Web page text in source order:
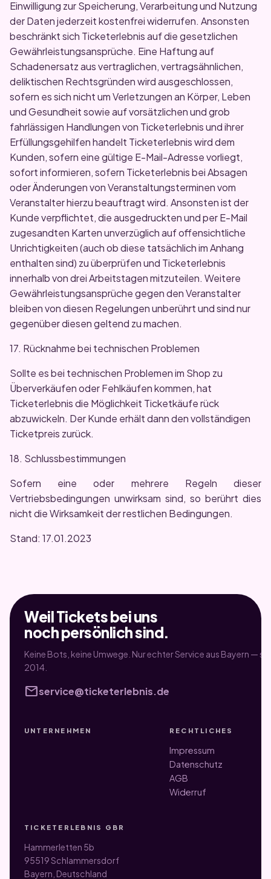
Einwilligung zur Speicherung, Verarbeitung und Nutzung
der Daten jederzeit kostenfrei widerrufen. Ansonsten
beschränkt sich Ticketerlebnis auf die gesetzlichen
Gewährleistungsansprüche. Eine Haftung auf
Schadenersatz aus vertraglichen, vertragsähnlichen,
deliktischen Rechtsgründen wird ausgeschlossen,
sofern es sich nicht um Verletzungen an Körper, Leben
und Gesundheit sowie auf vorsätzlichen und grob
fahrlässigen Handlungen von Ticketerlebnis und ihrer
Erfüllungsgehilfen handelt Ticketerlebnis wird dem
Kunden, sofern eine gültige E-Mail-Adresse vorliegt,
sofort informieren, sofern Ticketerlebnis bei Absagen
oder Änderungen von Veranstaltungsterminen vom
Veranstalter hierzu beauftragt wird. Ansonsten ist der
Kunde verpflichtet, die ausgedruckten und per E-Mail
zugesandten Karten unverzüglich auf offensichtliche
Unrichtigkeiten (auch ob diese tatsächlich im Anhang
enthalten sind) zu überprüfen und Ticketerlebnis
innerhalb von drei Arbeitstagen mitzuteilen. Weitere
Gewährleistungsansprüche gegen den Veranstalter
bleiben von diesen Regelungen unberührt und sind nur
gegenüber diesen geltend zu machen.
17. Rücknahme bei technischen Problemen
Sollte es bei technischen Problemen im Shop zu
Überverkäufen oder Fehlkäufen kommen, hat
Ticketerlebnis die Möglichkeit Ticketkäufe rück
abzuwickeln. Der Kunde erhält dann den vollständigen
Ticketpreis zurück.
18. Schlussbestimmungen
Sofern eine oder mehrere Regeln dieser
Vertriebsbedingungen unwirksam sind, so berührt dies
nicht die Wirksamkeit der restlichen Bedingungen.
Stand: 17.01.2023
Weil Tickets bei uns
noch persönlich sind.
Keine Bots, keine Umwege. Nur echter Service aus Bayern —
2014.
mailservice@ticketerlebnis.de
UNTERNEHMEN RECHTLICHES
Impressum
Datenschutz
AGB
Widerruf
TICKETERLEBNIS GBR
Hammerletten 5b
95519 Schlammersdorf
Bayern, Deutschland